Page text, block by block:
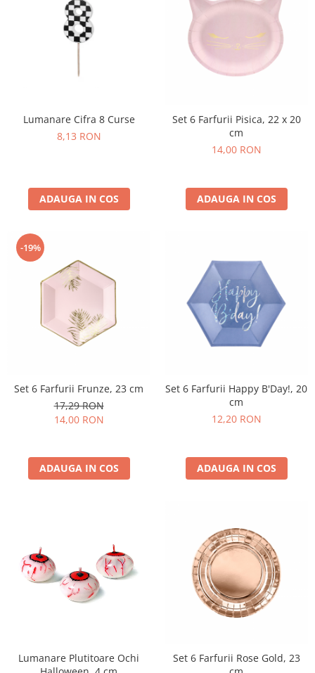
Lumanare Cifra 8 Curse
8,13 RON
ADAUGA IN COS
Set 6 Farfurii Pisica, 22 x 20
cm
14,00 RON
ADAUGA IN COS
-19%
Set 6 Farfurii Frunze, 23 cm
17,29 RON
14,00 RON
ADAUGA IN COS
Set 6 Farfurii Happy B'Day!, 20
cm
12,20 RON
ADAUGA IN COS
Lumanare Plutitoare Ochi
Set 6 Farfurii Rose Gold, 23